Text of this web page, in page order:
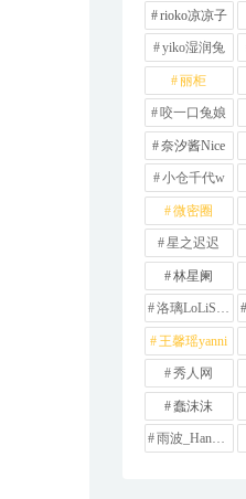
rioko凉凉子
yiko湿润兔
丽柜
咬一口兔娘
奈汐酱Nice
小仓千代w
微密圈
星之迟迟
林星阑
洛璃LoLiSAMA
王馨瑶yanni
秀人网
蠢沫沫
雨波_HaneAme